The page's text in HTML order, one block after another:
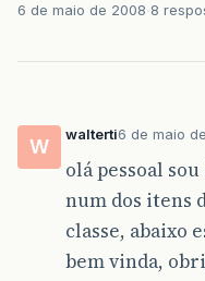
6 de maio de 2008 8
W
walterti6 de maio
olá pessoal
num dos itens
classe, abaixo
bem vinda,